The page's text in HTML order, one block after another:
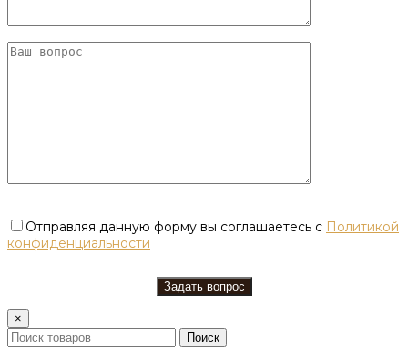
Отправляя данную форму вы соглашаетесь с Политикой
конфиденциальности
×
Поиск